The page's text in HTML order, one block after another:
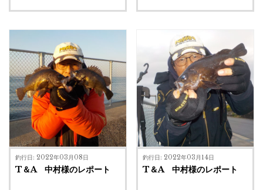
釣行日: 2022年03月08日
T＆A 中村様のレポート
釣行日: 2022年03月14日
T＆A 中村様のレポート